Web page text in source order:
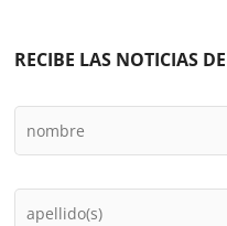
RECIBE LAS NOTICIAS